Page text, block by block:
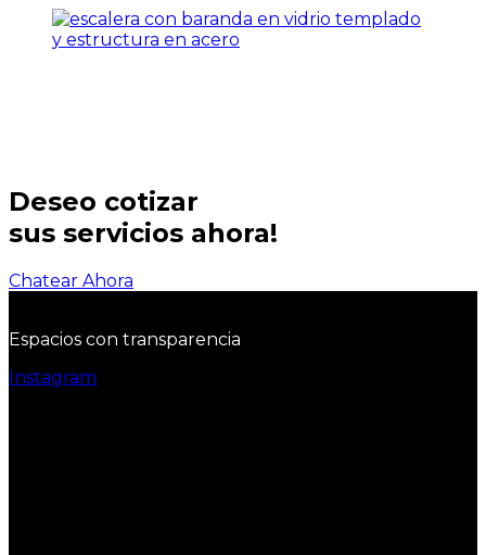
Deseo cotizar
sus servicios ahora!
Chatear Ahora
Espacios con transparencia
Instagram